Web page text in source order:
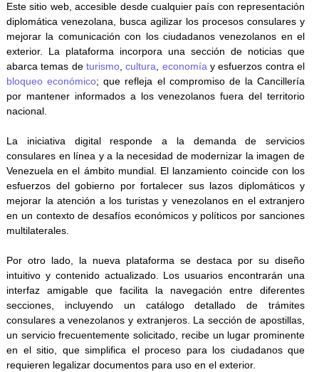
Este sitio web, accesible desde cualquier país con representación
diplomática venezolana, busca agilizar los procesos consulares y
mejorar la comunicación con los ciudadanos venezolanos en el
exterior. La plataforma incorpora una sección de noticias que
abarca temas de turismo ,cultura economía y esfuerzos contra el
bloqueo económico; que refleja el compromiso de la Cancillería
por mantener informados a los venezolanos fuera del territorio
nacional.
La iniciativa digital responde a la demanda de servicios
consulares en línea y a la necesidad de modernizar la imagen de
Venezuela en el ámbito mundial. El lanzamiento coincide con los
esfuerzos del gobierno por fortalecer sus lazos diplomáticos y
mejorar la atención a los turistas y venezolanos en el extranjero
en un contexto de desafíos económicos y políticos por sanciones
multilaterales.
Por otro lado, la nueva plataforma se destaca por su diseño
intuitivo y contenido actualizado. Los usuarios encontrarán una
interfaz amigable que facilita la navegación entre diferentes
secciones, incluyendo un catálogo detallado de trámites
consulares a venezolanos y extranjeros. La sección de apostillas,
un servicio frecuentemente solicitado, recibe un lugar prominente
en el sitio, que simplifica el proceso para los ciudadanos que
requieren legalizar documentos para uso en el exterior.